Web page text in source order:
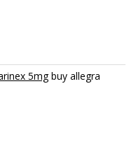
5mgbuy allegra